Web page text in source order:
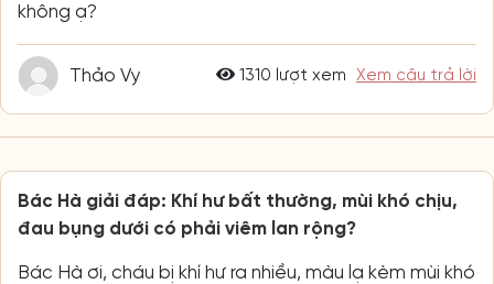
không ạ?
Thảo Vy 1310 lượt xem Xem câu trả lời
Bác Hà giải đáp: Khí hư bất thường, mùi khó chịu,
đau bụng dưới có phải viêm lan rộng?
Bác Hà ơi, cháu bị khí hư ra nhiều, màu lạ kèm mùi khó